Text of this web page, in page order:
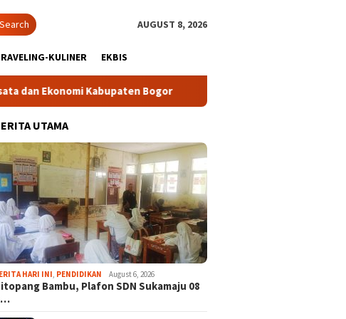
Search AUGUST 8, 2026
KULINER EKBIS
Kabupaten Bogor Tour Malasari Halimun Salak Kian
UTAMA
HARI INI PENDIDIKAN August 6, 2026
Bambu, Plafon SDN Sukamaju 08